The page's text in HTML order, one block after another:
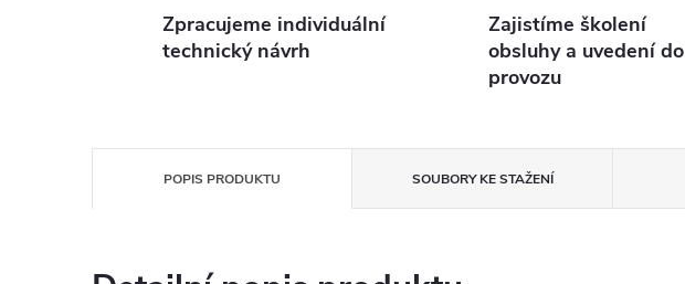
Zpracujeme individuální
technický návrh
Zajistíme školení
obsluhy a uvedení do
provozu
POPIS PRODUKTU SOUBORY KE STAŽENÍ